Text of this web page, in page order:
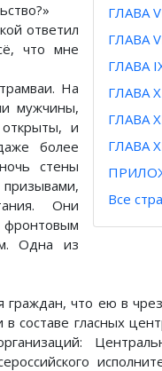
ГЛАВА
ГЛАВА
ГЛАВА
ГЛАВА
ГЛАВА
ГЛАВА
Все
ответил
что мне
На
мужчины,
и
более
стены
Они
Одна из
что ею в
составе гласных